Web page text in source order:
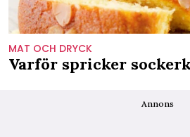
MAT OCH DRYCK
Varför spricker
Annons